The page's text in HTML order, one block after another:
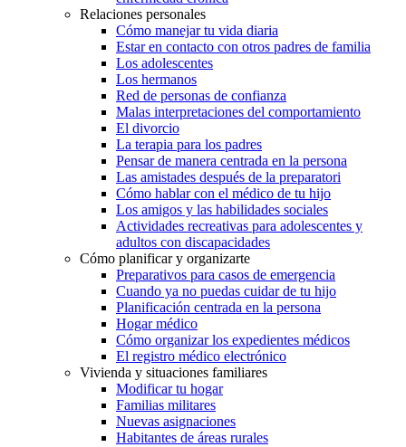
Relaciones personales
Cómo manejar tu vida diaria
Estar en contacto con otros padres de familia
Los adolescentes
Los hermanos
Red de personas de confianza
Malas interpretaciones del comportamiento
El divorcio
La terapia para los padres
Pensar de manera centrada en la persona
Las amistades después de la preparatori
Cómo hablar con el médico de tu hijo
Los amigos y las habilidades sociales
Actividades recreativas para adolescentes y
adultos con discapacidades
Cómo planificar y organizarte
Preparativos para casos de emergencia
Cuando ya no puedas cuidar de tu hijo
Planificación centrada en la persona
Hogar médico
Cómo organizar los expedientes médicos
El registro médico electrónico
Vivienda y situaciones familiares
Modificar tu hogar
Familias militares
Nuevas asignaciones
Habitantes de áreas rurales